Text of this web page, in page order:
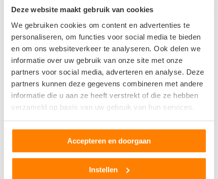
Deze website maakt gebruik van cookies
We gebruiken cookies om content en advertenties te
personaliseren, om functies voor social media te bieden
en om ons websiteverkeer te analyseren. Ook delen we
informatie over uw gebruik van onze site met onze
partners voor social media, adverteren en analyse. Deze
partners kunnen deze gegevens combineren met andere
informatie die u aan ze heeft verstrekt of die ze hebben
verzameld op basis van uw gebruik van hun services.
Accepteren en doorgaan
Instellen
Bandenservice Brink
Santkamp 41
6836BE Arnhem
1
Op +- 12 km afstand
Jansen van Beek Autodemontagebedrijf
Logistiekweg 10
6681LS Bemmel
beoordelingen